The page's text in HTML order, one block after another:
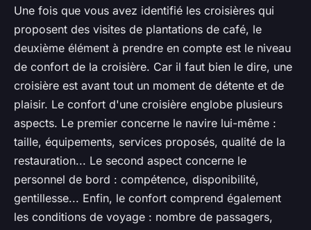
Une fois que vous avez identifié les croisières qui
proposent des visites de plantations de café, le
deuxième élément à prendre en compte est le niveau
de confort de la croisière. Car il faut bien le dire, une
croisière est avant tout un moment de détente et de
plaisir. Le confort d'une croisière englobe plusieurs
aspects. Le premier concerne le navire lui-même :
taille, équipements, services proposés, qualité de la
restauration... Le second aspect concerne le
personnel de bord : compétence, disponibilité,
gentillesse... Enfin, le confort comprend également
les conditions de voyage : nombre de passagers,